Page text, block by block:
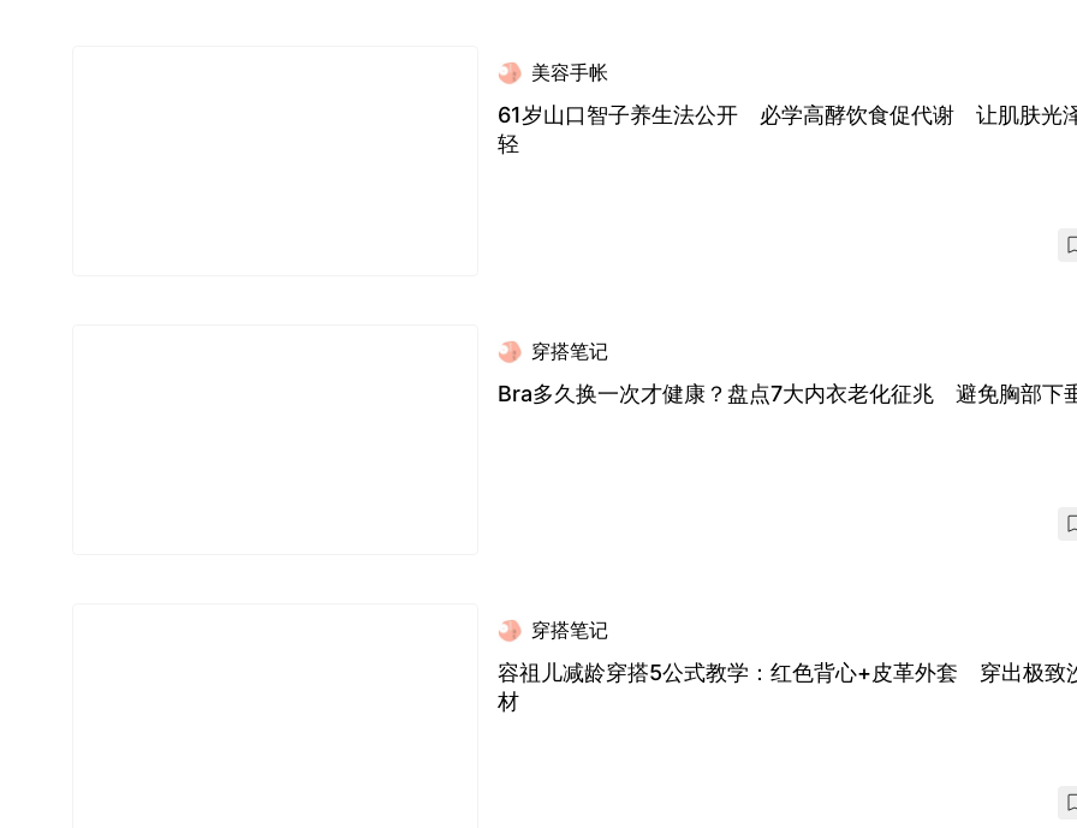
美容手帐
61岁山口智子养生法公开 必学高酵饮食促代谢 让肌肤光
轻
穿搭笔记
Bra多久换一次才健康？盘点7大内衣老化征兆 避免胸部下
穿搭笔记
容祖儿减龄穿搭5公式教学：红色背心+皮革外套 穿出极致
材